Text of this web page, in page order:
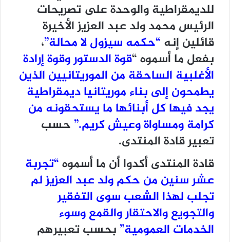
للديمقراطية والوحدة على تصريحات
الرئيس محمد ولد عبد العزيز الأخيرة
قائلين إنه “حكمه سيزول لا محالة”،
بفعل ما أسموه “قوة الدستور وقوة إرادة
الأغلبية الساحقة من الموريتانيين الذين
يطمحون إلى بناء موريتانيا ديمقراطية
يجد فيها كل أبنائها ما يستحقونه من
كرامة ومساواة وعيش كريم.”حسب
تعبير قادة المنتدى.
قادة المنتدى أكدوا أن ما أسموه“تجربة
عشر سنين من حكم ولد عبد العزيز لم
تجلب لهذا الشعب سوى التفقير
والتجويع والاحتقار والقمع وسوء
الخدمات العمومية”بحسب تعبيرهم